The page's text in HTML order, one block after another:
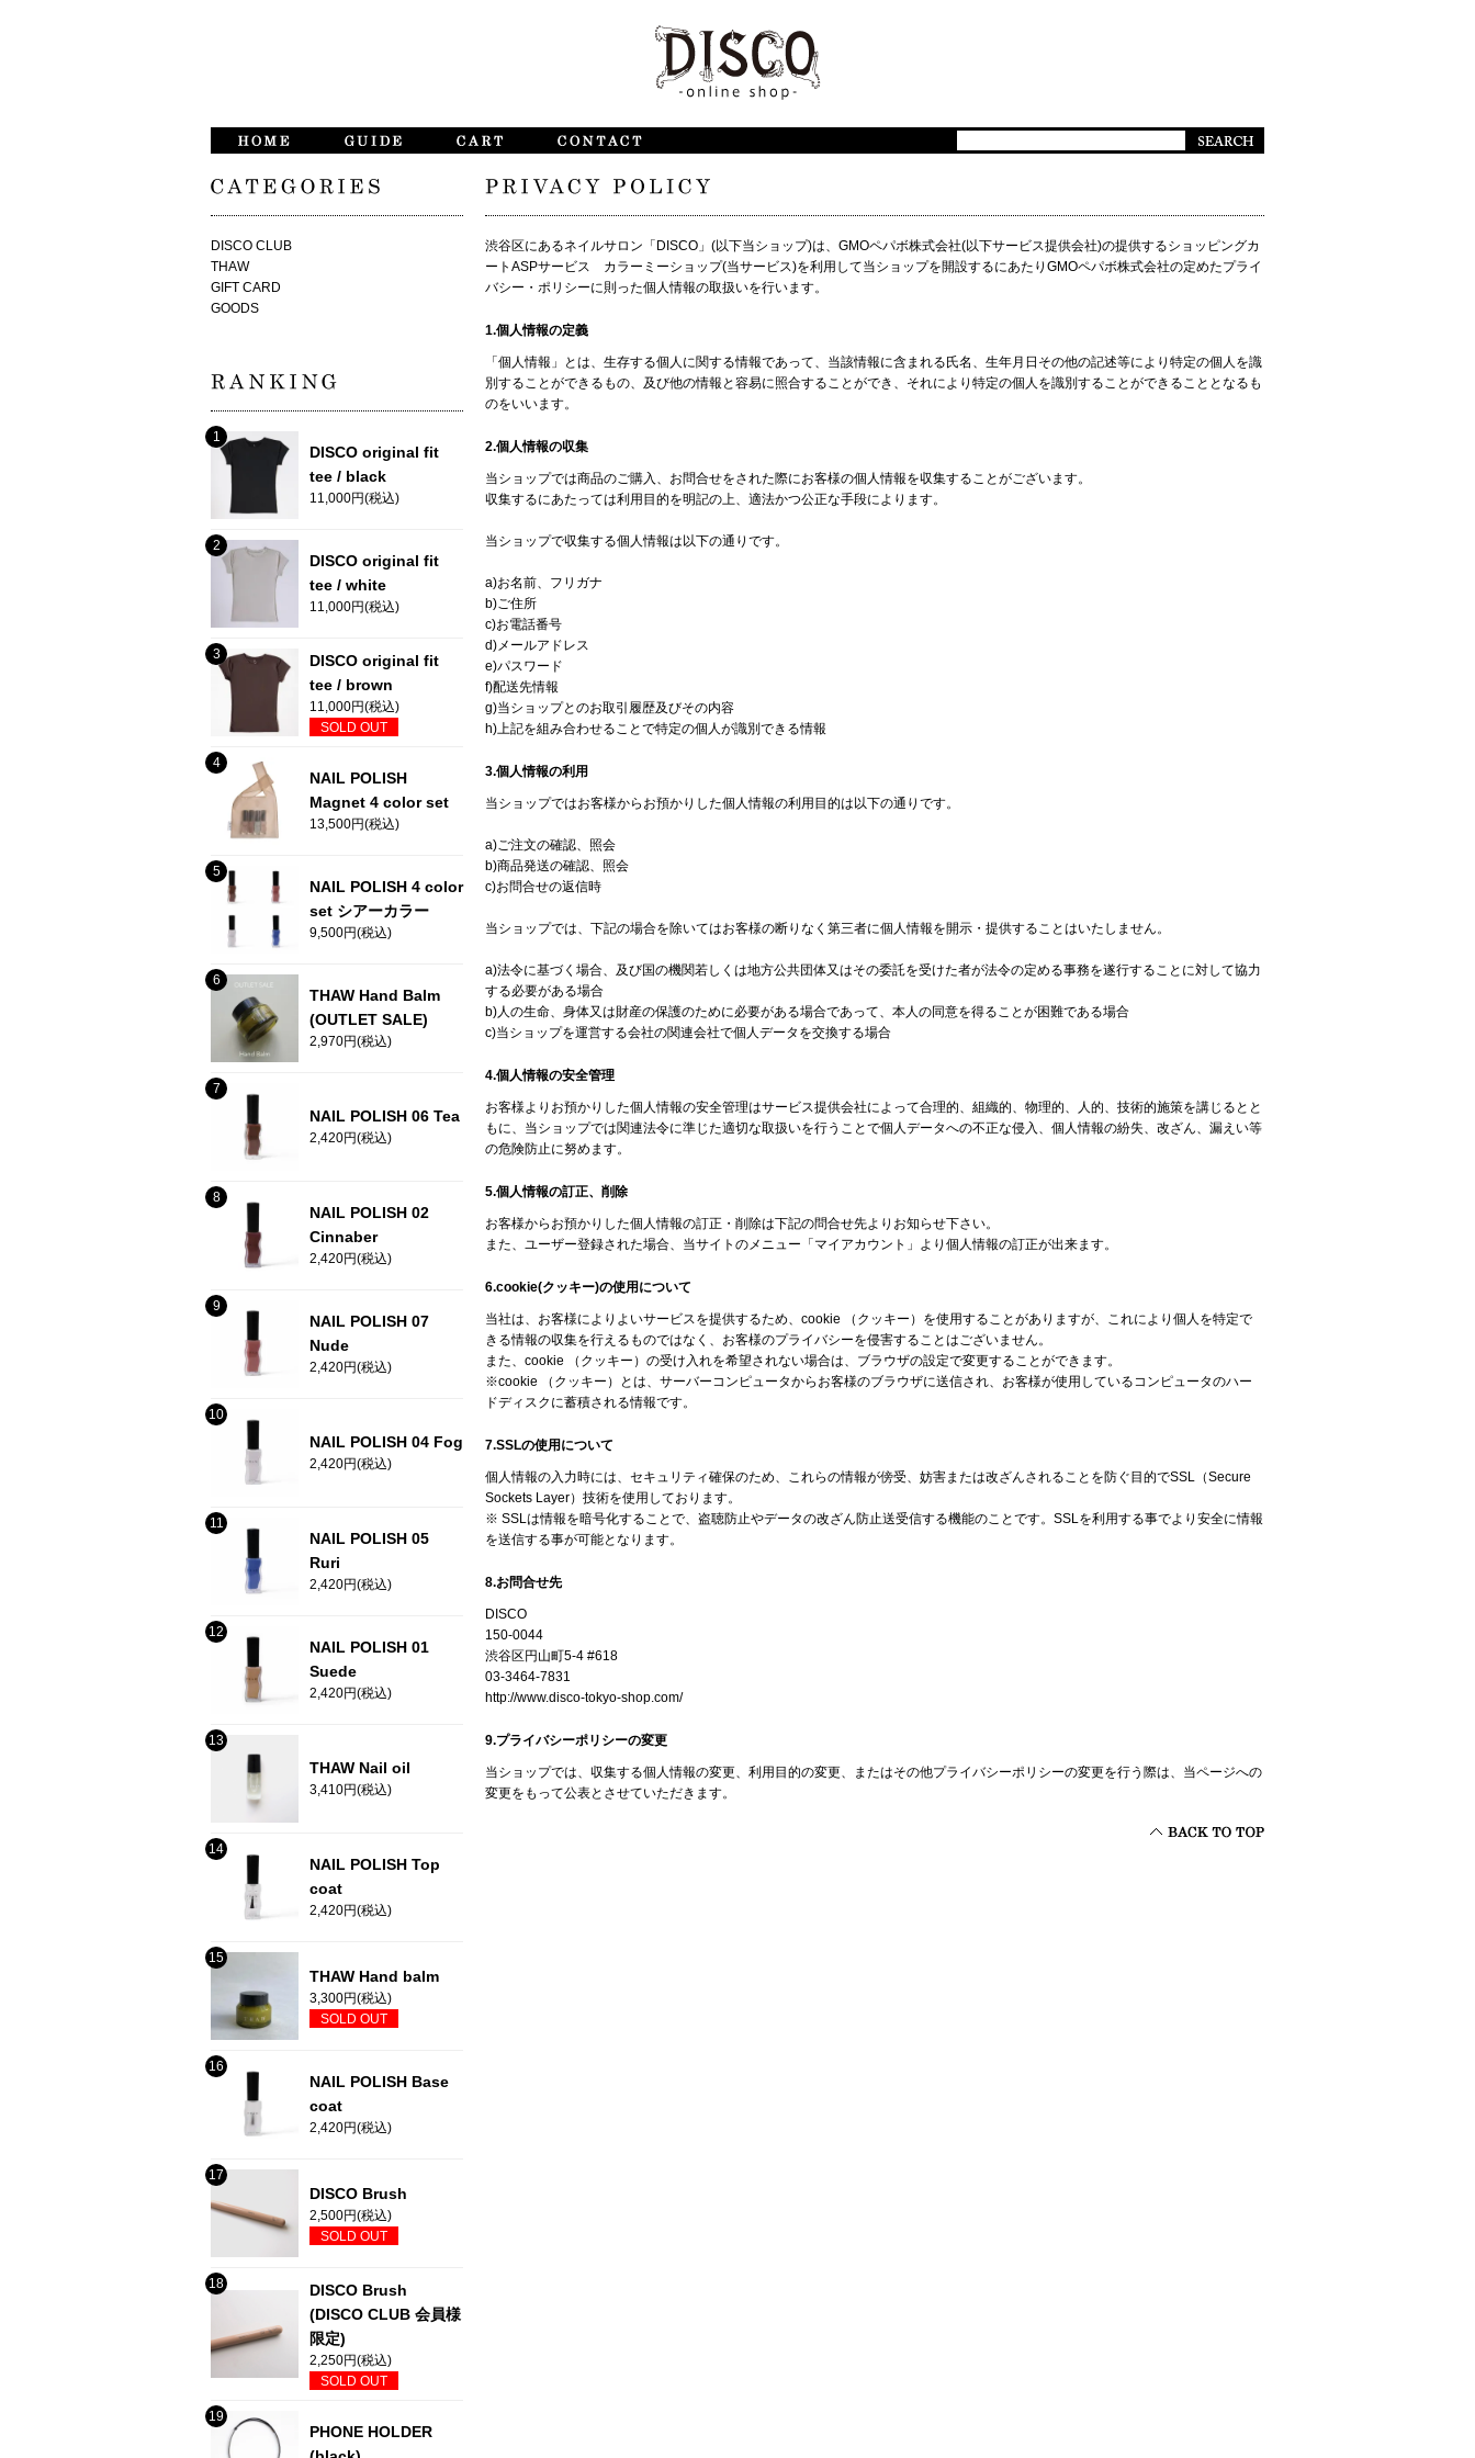
渋谷区にあるネイルサロン「DISCO」(以下当ショップ)は、 GMOペパボ株式会社(以下サービス提供会社)の提供するショッピングカ
ートASPサービス カラーミーショップ(当サービス)を利用して当ショップを開設するにあたりGMOペパボ株式会社の定めたプライ
バシー・ポリシーに則った個人情報の取扱いを行います。
1.個人情報の定義
「個人情報」とは、生存する個人に関する情報であって、当該情報に含まれる氏名、生年月日その他の記述等により特定の個人を識
別することができるもの、及び他の情報と容易に照合することができ、それにより特定の個人を識別することができることとなるも
のをいいます。
2.個人情報の収集
当ショップでは商品のご購入、お問合せをされた際にお客様の個人情報を収集することがございます。
収集するにあたっては利用目的を明記の上、適法かつ公正な手段によります。
当ショップで収集する個人情報は以下の通りです。
a)お名前、フリガナ
b)ご住所
c)お電話番号
d)メールアドレス
e)パスワード
f)配送先情報
g)当ショップとのお取引履歴及びその内容
h)上記を組み合わせることで特定の個人が識別できる情報
3.個人情報の利用
当ショップではお客様からお預かりした個人情報の利用目的は以下の通りです。
a)ご注文の確認、照会
b)商品発送の確認、照会
c)お問合せの返信時
当ショップでは、下記の場合を除いてはお客様の断りなく第三者に個人情報を開示・提供することはいたしません。
a)法令に基づく場合、及び国の機関若しくは地方公共団体又はその委託を受けた者が法令の定める事務を遂行することに対して協力
する必要がある場合
b)人の生命、身体又は財産の保護のために必要がある場合であって、本人の同意を得ることが困難である場合
c)当ショップを運営する会社の関連会社で個人データを交換する場合
4.個人情報の安全管理
お客様よりお預かりした個人情報の安全管理はサービス提供会社によって合理的、組織的、物理的、人的、技術的施策を講じるとと
もに、当ショップでは関連法令に準じた適切な取扱いを行うことで個人データへの不正な侵入、個人情報の紛失、改ざん、漏えい等
の危険防止に努めます。
5.個人情報の訂正、削除
お客様からお預かりした個人情報の訂正・削除は下記の問合せ先よりお知らせ下さい。
また、ユーザー登録された場合、当サイトのメニュー「マイアカウント」より個人情報の訂正が出来ます。
6.cookie(クッキー)の使用について
当社は、お客様によりよいサービスを提供するため、cookie （クッキー）を使用することがありますが、これにより個人を特定で
きる情報の収集を行えるものではなく、お客様のプライバシーを侵害することはございません。
また、cookie （クッキー）の受け入れを希望されない場合は、ブラウザの設定で変更することができます。
※cookie （クッキー）とは、サーバーコンピュータからお客様のブラウザに送信され、お客様が使用しているコンピュータのハー
ドディスクに蓄積される情報です。
7.SSLの使用について
個人情報の入力時には、セキュリティ確保のため、これらの情報が傍受、妨害または改ざんされることを防ぐ目的でSSL（Secure
Sockets Layer）技術を使用しております。
※ SSLは情報を暗号化することで、盗聴防止やデータの改ざん防止送受信する機能のことです。SSLを利用する事でより安全に情報
を送信する事が可能となります。
8.お問合せ先
DISCO
150-0044
渋谷区円山町5-4 #618
03-3464-7831
http://www.disco-tokyo-shop.com/
9.プライバシーポリシーの変更
当ショップでは、収集する個人情報の変更、利用目的の変更、またはその他プライバシーポリシーの変更を行う際は、当ページへの
変更をもって公表とさせていただきます。
DISCO CLUB
THAW
GIFT CARD
GOODS
DISCO original fit
tee / black
11,000円(税込)
DISCO original fit
tee / white
11,000円(税込)
DISCO original fit
tee / brown
11,000円(税込)
SOLD OUT
NAIL POLISH
Magnet 4 color set
13,500円(税込)
NAIL POLISH 4 color
set シアーカラー
9,500円(税込)
THAW Hand Balm
(OUTLET SALE)
2,970円(税込)
NAIL POLISH 06 Tea
2,420円(税込)
NAIL POLISH 02
Cinnaber
2,420円(税込)
NAIL POLISH 07
Nude
2,420円(税込)
NAIL POLISH 04 Fog
2,420円(税込)
NAIL POLISH 05
Ruri
2,420円(税込)
NAIL POLISH 01
Suede
2,420円(税込)
THAW Nail oil
3,410円(税込)
NAIL POLISH Top
coat
2,420円(税込)
THAW Hand balm
3,300円(税込)
SOLD OUT
NAIL POLISH Base
coat
2,420円(税込)
DISCO Brush
2,500円(税込)
SOLD OUT
DISCO Brush
(DISCO CLUB 会員様
限定)
2,250円(税込)
SOLD OUT
PHONE HOLDER